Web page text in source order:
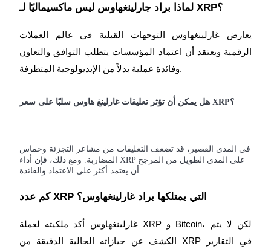
لماذا براد جارلينغهاوس ليس ماكسيماليًا لـ XRP؟
يعارض غارلينغهاوس التوجهات القبلية في عالم العملات
الرقمية ويعتقد أن اعتماد المؤسسات يتطلب التوافق والتعاون
وفائدة عملية بدلاً من الإيديولوجية المتطرفة.
هل يمكن أن تؤثر تعليقات غارلينغ هاوس سلبًا على سعر XRP؟
في المدى القصير، قد تضعف التعليقات من مشاعر التجزئة وحماس
المضاربة. ومع ذلك، فإن أداء XRP على المدى الطويل من المرجح
أن يعتمد أكثر على الاعتماد والفائدة.
كم عدد XRP التي يمتلكها براد غارلينغهاوس؟
غارلينغهاوس أكد ملكيته لعملة XRP و Bitcoin، لكن لا يتم
الكشف عن حيازاته الحالية الدقيقة من XRP في التقارير